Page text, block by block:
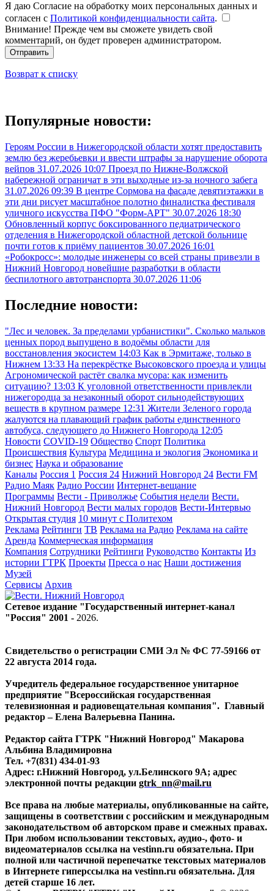
Я даю Согласие на обработку моих персональных данных и
согласен с Политикой конфиденциальности сайта.
Внимание! Прежде чем вы сможете увидеть свой
комментарий, он будет проверен администратором.
Отправить
Возврат к списку
Популярные новости:
Героям России в Нижегородской области хотят предоставить
землю без жеребьевки и ввести штрафы за нарушение оборота
вейпов 31.07.2026 10:07 Проезд по Нижне-Волжской
набережной ограничат в эти выходные из-за ночного забега
31.07.2026 09:39 В центре Сормова на фасаде девятиэтажки в
эти дни рисует масштабное полотно финалистка фестиваля
уличного искусства ПФО "Форм-АРТ" 30.07.2026 18:30
Обновленный корпус боксированного педиатрического
отделения в Нижегородской областной детской больнице
почти готов к приёму пациентов 30.07.2026 16:01
«Робокросс»: молодые инженеры со всей страны привезли в
Нижний Новгород новейшие разработки в области
беспилотного автотранспорта 30.07.2026 11:06
Последние новости:
"Лес и человек. За пределами урбанистики". Сколько мальков
ценных пород выпущено в водоёмы области для
восстановления экосистем 14:03 Как в Эрмитаже, только в
Нижнем 13:33 На перекрёстке Высоковского проезда и улицы
Агрономической растёт свалка мусора: как изменить
ситуацию? 13:03 К уголовной ответственности привлекли
нижегородца за незаконный оборот сильнодействующих
веществ в крупном размере 12:31 Жители Зеленого города
жалуются на плавающий график работы единственного
автобуса, следующего до Нижнего Новгорода 12:05
Новости COVID-19 Общество Спорт Политика
Происшествия Культура Медицина и экология Экономика и
бизнес Наука и образование
Каналы Россия 1 Россия 24 Нижний Новгород 24 Вести FM
Радио Маяк Радио России Интернет-вещание
Программы Вести - Приволжье События недели Вести.
Нижний Новгород Вести малых городов Вести-Интервью
Открытая студия 10 минут с Политехом
Реклама Рейтинги ТВ Реклама на Радио Реклама на сайте
Аренда Коммерческая информация
Компания Сотрудники Рейтинги Руководство Контакты Из
истории ГТРК Проекты Пресса о нас Наши достижения
Музей
Сервисы Архив
Сетевое издание "Государственный интернет-канал
"Россия" 2001 - 2026.
Свидетельство о регистрации СМИ Эл № ФС 77-59166 от
22 августа 2014 года.
Учредитель федеральное государственное унитарное
предприятие "Всероссийская государственная
телевизионная и радиовещательная компания". Главный
редактор – Елена Валерьевна Панина.
Редактор сайта ГТРК "Нижний Новгород" Макарова
Альбина Владимировна
Тел. +7(831) 434-01-93
Адрес: г.Нижний Новгород, ул.Белинского 9А; адрес
электронной почты редакции gtrk_nn@mail.ru
Все права на любые материалы, опубликованные на сайте,
защищены в соответствии с российским и международным
законодательством об авторском праве и смежных правах.
При любом использовании текстовых, аудио-, фото- и
видеоматериалов ссылка на vestinn.ru обязательна. При
полной или частичной перепечатке текстовых материалов
в Интернете гиперссылка на vestinn.ru обязательна. Для
детей старше 16 лет.